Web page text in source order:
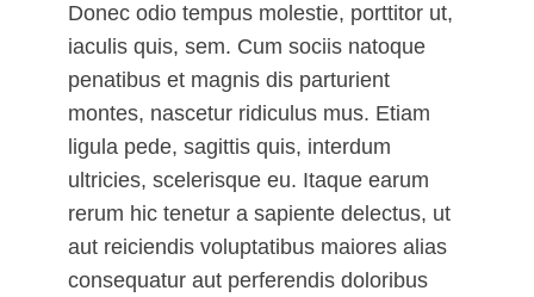
Donec odio tempus molestie, porttitor ut,
iaculis quis, sem. Cum sociis natoque
penatibus et magnis dis parturient
montes, nascetur ridiculus mus. Etiam
ligula pede, sagittis quis, interdum
ultricies, scelerisque eu. Itaque earum
rerum hic tenetur a sapiente delectus, ut
aut reiciendis voluptatibus maiores alias
consequatur aut perferendis doloribus